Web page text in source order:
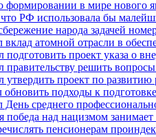
формировании в мире нового
РФ использовала бы
народа задачей
вклад атомной отрасли в
подготовить проект указа о
правительству решить
утвердить проект по
обновить подходы к
среднего
победа над нацизмом
пенсионерам